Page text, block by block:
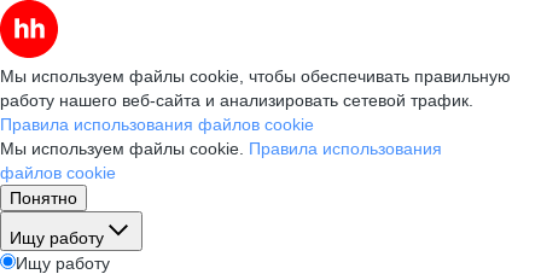
Мы используем файлы cookie, чтобы обеспечивать правильную
работу нашего веб-сайта и анализировать сетевой трафик.
Правила использования файлов cookie
Мы используем файлы cookie. Правила использования
файлов cookie
Понятно
Ищу работу
Ищу работу